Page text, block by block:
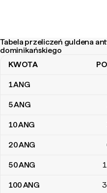
Tabela przeliczeń guldena
dominikańskiego
Tabela przeliczeń guldena
KWOTA
1ANG
5ANG
10ANG
20ANG
50ANG
100ANG